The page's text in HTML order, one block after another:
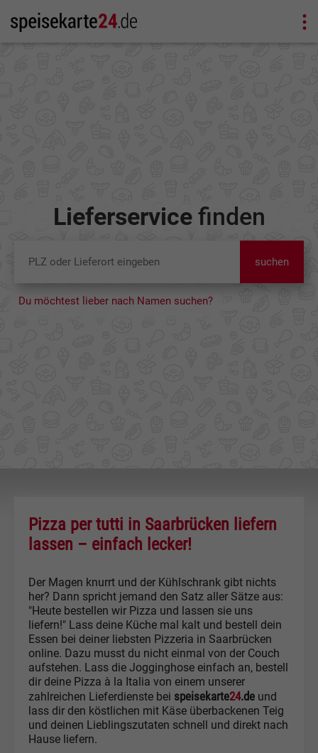
Lieferservicefinden
suchen
Du möchtest lieber nach Namen suchen?
Pizza per tutti in Saarbrücken liefern
lassen – einfach lecker!
Der Magen knurrt und der Kühlschrank gibt nichts
her? Dann spricht jemand den Satz aller Sätze aus:
"Heute bestellen wir Pizza und lassen sie uns
liefern!" Lass deine Küche mal kalt und bestell dein
Essen bei deiner liebsten Pizzeria in Saarbrücken
online. Dazu musst du nicht einmal von der Couch
aufstehen. Lass die Jogginghose einfach an, bestell
dir deine Pizza à la Italia von einem unserer
zahlreichen Lieferdienste bei speisekarte24.de und
lass dir den köstlichen mit Käse überbackenen Teig
und deinen Lieblingszutaten schnell und direkt nach
Hause liefern.